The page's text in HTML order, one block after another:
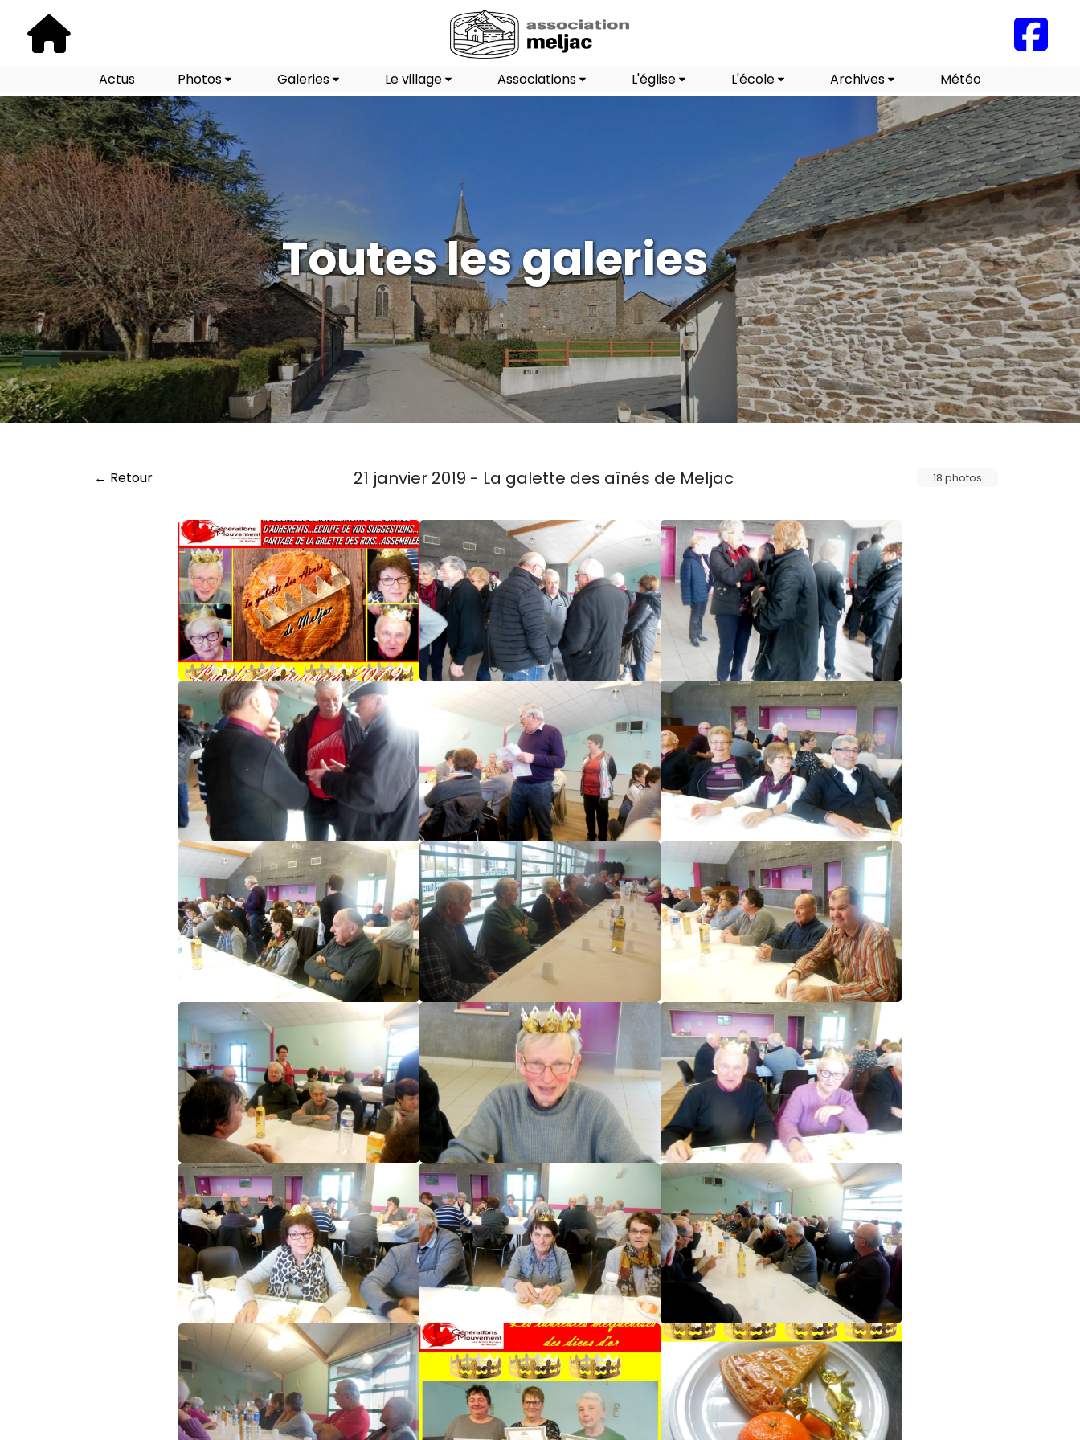
Actus Photos Galeries Le village Associations L'église L'école Archives Météo
Toutes les galeries
← Retour 21 janvier 2019 - La galette des aînés de Meljac 18 photos